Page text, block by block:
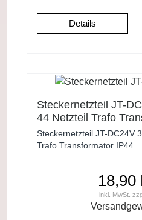
Details
Steckernetzteil JT-
44 Netzteil Trafo
Steckernetzteil JT-DC24V
Trafo Transformator IP44
18,90
inkl. MwSt.